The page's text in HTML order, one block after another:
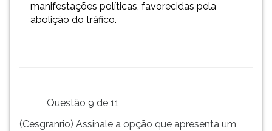
manifestações políticas, favorecidas pela
abolição do tráfico.
Questão 9 de 11
(Cesgranrio) Assinale a opção que apresenta um